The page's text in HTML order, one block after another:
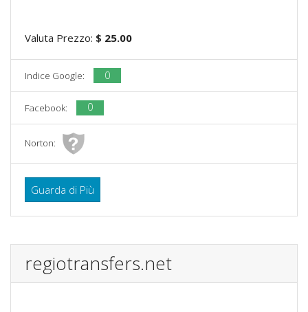
Valuta Prezzo: $ 25.00
Indice Google: 0
Facebook: 0
Norton:
Guarda di Più
regiotransfers.net